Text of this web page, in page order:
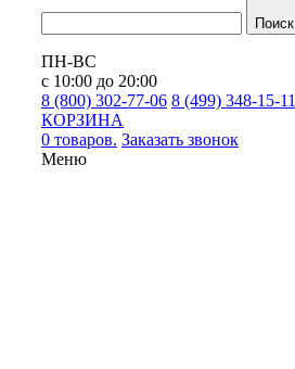
Поиск
ПН-ВС
с 10:00 до 20:00
8 (800) 302-77-06 8 (499) 348-15-11
КОРЗИНА
0 товаров. Заказать звонок
Меню